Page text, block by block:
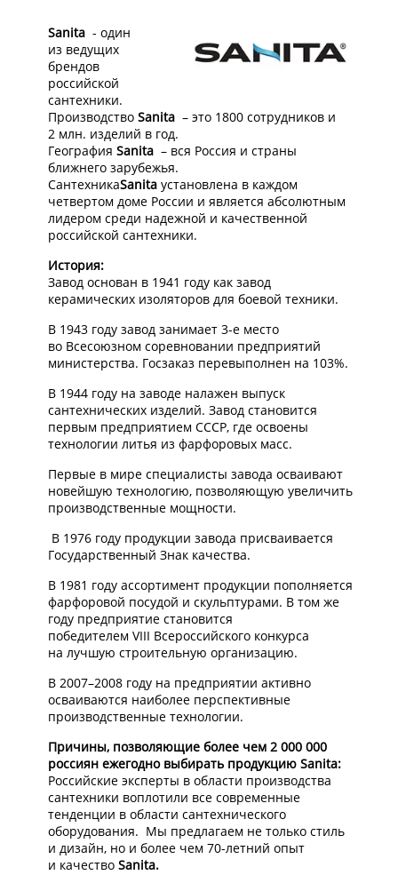
Sanita - один
из ведущих
брендов
российской
сантехники.
Производство Sanita – это 1800 сотрудников и
2 млн. изделий в год.
География Sanita – вся Россия и страны
ближнего зарубежья.
СантехникаSanitaустановлена в каждом
четвертом доме России и является абсолютным
лидером среди надежной и качественной
российской сантехники.
История:
Завод основан в 1941 году как завод
керамических изоляторов для боевой техники.
В 1943 году завод занимает 3-е место
во Всесоюзном соревновании предприятий
министерства. Госзаказ перевыполнен на 103%.
В 1944 году на заводе налажен выпуск
сантехнических изделий. Завод становится
первым предприятием СССР, где освоены
технологии литья из фарфоровых масс.
Первые в мире специалисты завода осваивают
новейшую технологию, позволяющую увеличить
производственные мощности.
В 1976 году продукции завода присваивается
Государственный Знак качества.
В 1981 году ассортимент продукции пополняется
фарфоровой посудой и скульптурами. В том же
году предприятие становится
победителем VIII Всероссийского конкурса
на лучшую строительную организацию.
В 2007–2008 году на предприятии активно
осваиваются наиболее перспективные
производственные технологии.
Причины, позволяющие более чем 2 000 000
россиян ежегодно выбирать продукцию Sanita:
Российские эксперты в области производства
сантехники воплотили все современные
тенденции в области сантехнического
оборудования. Мы предлагаем не только стиль
и дизайн, но и более чем 70-летний опыт
и качество Sanita.